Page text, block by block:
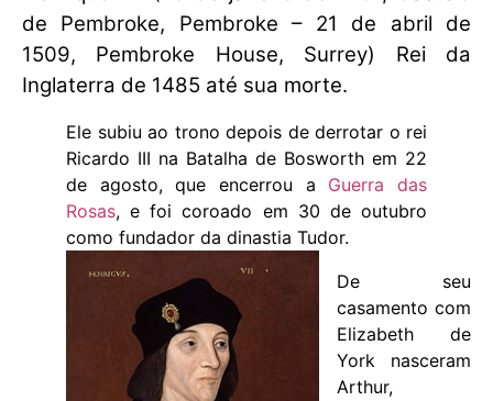
de Pembroke, Pembroke – 21 de abril de
1509, Pembroke House, Surrey) Rei da
Inglaterra de 1485 até sua morte.
Ele subiu ao trono depois de derrotar o rei
Ricardo III na Batalha de Bosworth em 22
de agosto, que encerrou a Guerra das
Rosas, e foi coroado em 30 de outubro
como fundador da dinastia Tudor.
De seu
casamento com
Elizabeth de
York nasceram
Arthur,